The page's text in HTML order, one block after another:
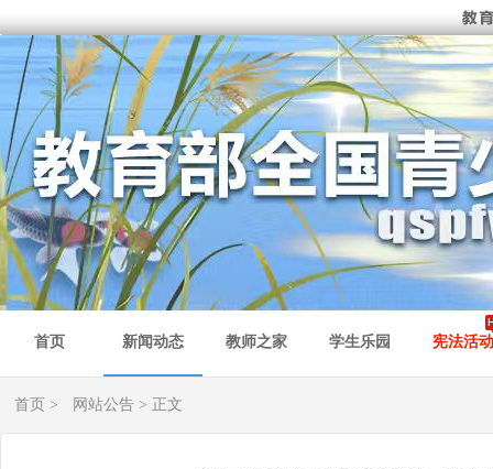
首页 新闻动态 教师之家 学生乐园 宪法活动
首页 > 网站公告 > 正文